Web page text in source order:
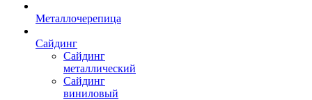
Металлочерепица
Сайдинг
Сайдинг
металлический
Сайдинг
виниловый